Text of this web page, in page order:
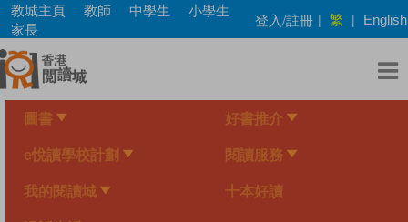
Skip
main
content
教城主頁 教師 中學生
小學生
家長
登入/註冊 | 繁 | English
圖書 好書推介
e悅讀學校計劃 閱讀服務
我的閱讀城 十本好讀